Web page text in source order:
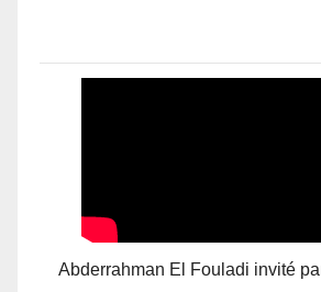
Abderrahman El Fouladi invité